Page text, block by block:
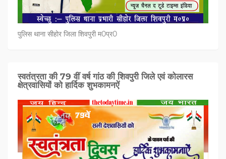
पुलिस थाना सीहोर जिला शिवपुरी म0प्र0
स्वतंत्रता की 79 वीं वर्ष गांठ की शिवपुरी जिले एवं कोलारस
क्षेत्रवासियों को हार्दिक शुभकामनऐं